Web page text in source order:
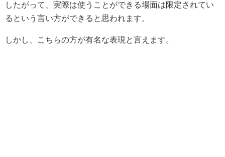
したがって、実際は使うことができる場面は限定されてい
るという言い方ができると思われます。
しかし、こちらの方が有名な表現と言えます。